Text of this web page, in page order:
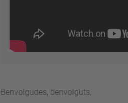
Benvolgudes, benvolguts,